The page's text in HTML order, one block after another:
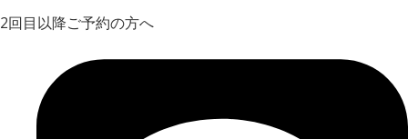
2回目以降ご予約の方へ